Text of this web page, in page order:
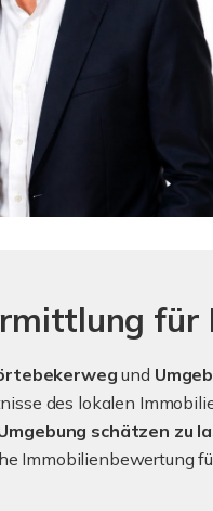
für
und
des lokalen
schätzen zu
Immobilienbewertung